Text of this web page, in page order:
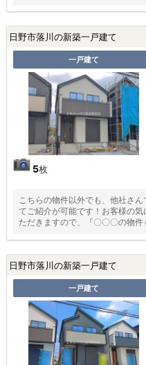
日野市落川の新築一戸建て
一戸建て
5枚
こちらの物件以外でも、他社さ
てご紹介が可能です！お客様の
ただきますので、『〇〇〇の物
日野市落川の新築一戸建て
一戸建て